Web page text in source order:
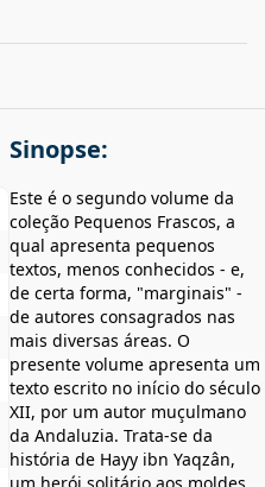
Sinopse:
Este é o segundo volume da
coleção Pequenos Frascos, a
qual apresenta pequenos
textos, menos conhecidos - e,
de certa forma, "marginais" -
de autores consagrados nas
mais diversas áreas. O
presente volume apresenta um
texto escrito no início do século
XII, por um autor muçulmano
da Andaluzia. Trata-se da
história de Hayy ibn Yaqzân,